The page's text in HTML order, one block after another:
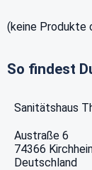
(keine Produkte
So findest
Sanitätshaus
Austraße 6
74366
Deutschland